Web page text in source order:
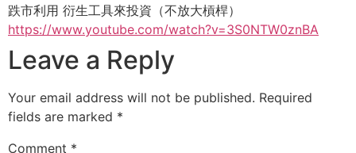
跌市利用 衍生工具來投資（不放大槓桿）
https://www.youtube.com/watch?v=3S0NTW0znBA
Leave a Reply
Your email address will not be published. Required
fields are marked *
Comment *